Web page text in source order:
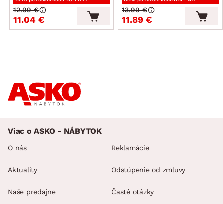
11.04 €
12.99 €
11.89 €
13.99 €
Viac o ASKO - NÁBYTOK
O nás
Aktuality
Naše predajne
Reklamácie
Odstúpenie od zmluvy
Časté otázky